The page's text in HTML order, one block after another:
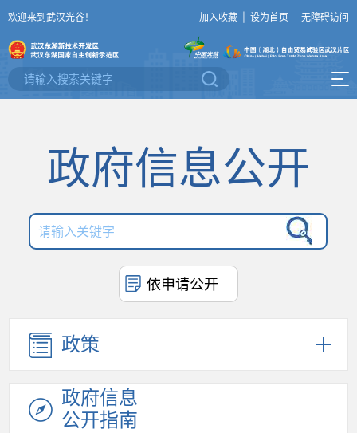
欢迎来到武汉光谷！ 加入收藏 设为首页 无障碍访问
政府信息公开
依申请公开
政策
政府信息
公开指南